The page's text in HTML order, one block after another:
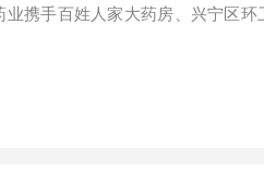
携手百姓人家大药房、兴宁区